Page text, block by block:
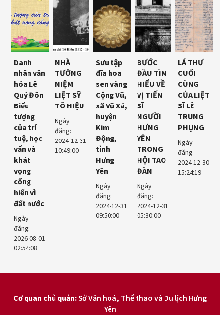
Danh
nhân văn
hóa Lê
Quý Đôn
Biểu
tượng
của trí
tuệ, học
vấn và
khát
vọng
cống
hiến vì
đất nước
Ngày
đăng:
2026-08-01
02:54:08
NHÀ
TƯỞNG
NIỆM
LIỆT SỸ
TÔ HIỆU
Ngày
đăng:
2024-12-31
10:49:00
Sưu tập
đĩa hoa
sen vàng
Cộng Vũ,
xã Vũ Xá,
huyện
Kim
Động,
tỉnh
Hưng
Yên
Ngày
đăng:
2024-12-31
09:50:00
BƯỚC
ĐẦU TÌM
HIỂU VỀ
VỊ TIẾN
SĨ
NGƯỜI
HƯNG
YÊN
TRONG
HỘI TAO
ĐÀN
Ngày
đăng:
2024-12-31
05:30:00
LÁ THƯ
CUỐI
CÙNG
CỦA LIỆT
SĨ LÊ
TRUNG
PHỤNG
Ngày
đăng:
2024-12-30
15:24:19
Cơ quan chủ quản:Sở Văn hoá, Thể thao và Du lịch Hưng
Yên